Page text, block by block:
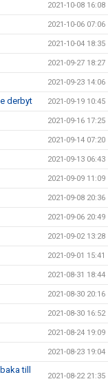
2021-10-08 16:08
2021-10-06 07:06
2021-10-04 18:35
2021-09-27 18:27
2021-09-23 14:06
derbyt 2021-09-19 10:45
2021-09-16 17:25
2021-09-14 07:20
2021-09-13 06:43
2021-09-09 11:09
2021-09-08 20:36
2021-09-06 20:49
2021-09-02 13:28
2021-09-01 15:41
2021-08-31 18:44
2021-08-30 20:16
2021-08-30 16:52
2021-08-24 19:09
2021-08-23 19:04
till
2021-08-22 21:35